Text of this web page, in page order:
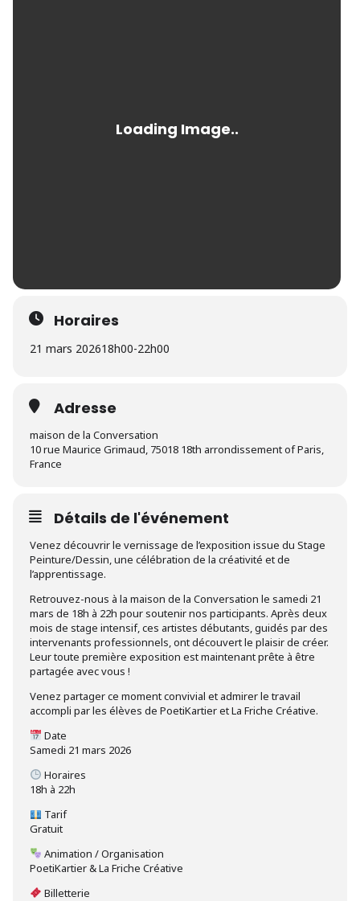
Horaires
21 mars 202618h00-22h00
Adresse
maison de la Conversation
10 rue Maurice Grimaud, 75018 18th arrondissement of Paris,
France
Détails de l'événement
Venez découvrir le vernissage de l’exposition issue du Stage
Peinture/Dessin, une célébration de la créativité et de
l’apprentissage.
Retrouvez-nous à la maison de la Conversation le samedi 21
mars de 18h à 22h pour soutenir nos participants. Après deux
mois de stage intensif, ces artistes débutants, guidés par des
intervenants professionnels, ont découvert le plaisir de créer.
Leur toute première exposition est maintenant prête à être
partagée avec vous !
Venez partager ce moment convivial et admirer le travail
accompli par les élèves de PoetiKartier et La Friche Créative.
Date
Samedi 21 mars 2026
Horaires
18h à 22h
Tarif
Gratuit
Animation / Organisation
PoetiKartier & La Friche Créative
Billetterie